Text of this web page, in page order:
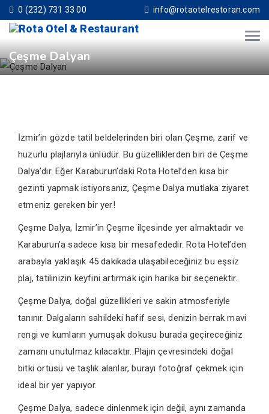
0 (232) 731 33 00 info@rotaotelrestoran.com
Çeşme Dalyan
İzmir’in gözde tatil beldelerinden biri olan Çeşme, zarif ve
huzurlu plajlarıyla ünlüdür. Bu güzelliklerden biri de Çeşme
Dalya’dır. Eğer Karaburun’daki Rota Hotel’den kısa bir
gezinti yapmak istiyorsanız, Çeşme Dalya mutlaka ziyaret
etmeniz gereken bir yer!
Çeşme Dalya, İzmir’in Çeşme ilçesinde yer almaktadır ve
Karaburun’a sadece kısa bir mesafededir. Rota Hotel’den
arabayla yaklaşık 45 dakikada ulaşabileceğiniz bu eşsiz
plaj, tatilinizin keyfini artırmak için harika bir seçenektir.
Çeşme Dalya, doğal güzellikleri ve sakin atmosferiyle
tanınır. Dalgaların sahildeki hafif sesi, denizin berrak mavi
rengi ve kumların yumuşak dokusu burada geçireceğiniz
zamanı unutulmaz kılacaktır. Plajın çevresindeki doğal
bitki örtüsü ve taşlık alanlar, burayı fotoğraf çekmek için
ideal bir yer yapıyor.
Çeşme Dalya, sadece dinlenmek için değil, aynı zamanda